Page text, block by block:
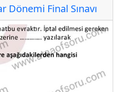
Dönemi Final Sınavı